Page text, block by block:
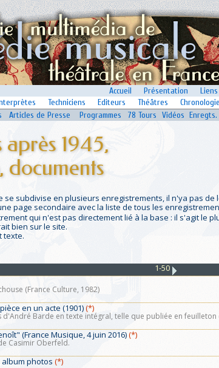
Accueil Présentation Liens
Techniciens Editeurs Théâtres Chronologie
Articles de Presse Programmes 78 Tours Vidéos
après 1945,
documents
se subdivise en plusieurs enregistrements, il n'ya pas
page secondaire avec la liste de tous les
qui n'est pas directement lié à la base : il s'agit le
bien sur le site.
texte.
1-50
(France Culture, 1982)
en un acte (1901)(*)
Barde en texte intégral, telle que publiée en feuilleton
(France Musique, 4 juin 2016)(*)
Casimir Oberfeld.
album photos (*)